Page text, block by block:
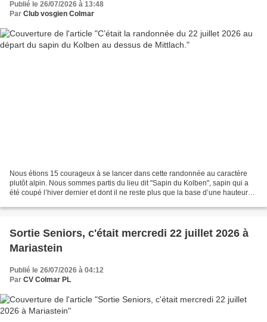
Publié le 26/07/2026 à 13:48
Par Club vosgien Colmar
Nous étions 15 courageux à se lancer dans cette randonnée au caractère
plutôt alpin. Nous sommes partis du lieu dit "Sapin du Kolben", sapin qui a
été coupé l’hiver dernier et dont il ne reste plus que la base d’une hauteur
Sortie Seniors, c'était mercredi 22 juillet 2026 à
Mariastein
Publié le 26/07/2026 à 04:12
Par CV Colmar PL